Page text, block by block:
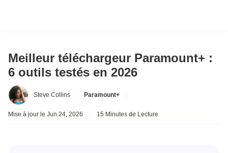
Meilleur téléchargeur Paramount+ :
6 outils testés en 2026
Steve Collins Paramount+
Mise à jour le Jun 24, 2026 15 Minutes de Lecture